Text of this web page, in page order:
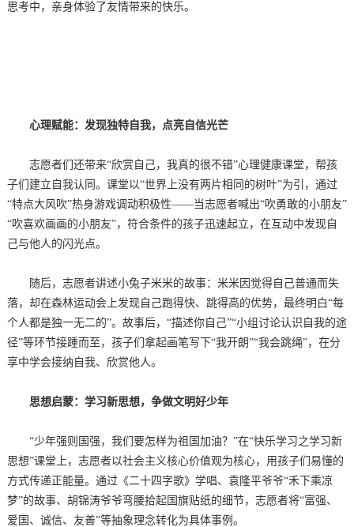
思考中，亲身体验了友情带来的快乐。
心理赋能：发现独特自我，点亮自信光芒
志愿者们还带来“欣赏自己，我真的很不错”心理健康课堂，帮孩
子们建立自我认同。课堂以“世界上没有两片相同的树叶”为引，通过
“特点大风吹”热身游戏调动积极性——当志愿者喊出“吹勇敢的小朋友”
“吹喜欢画画的小朋友”，符合条件的孩子迅速起立，在互动中发现自
己与他人的闪光点。
随后，志愿者讲述小兔子米米的故事：米米因觉得自己普通而失
落，却在森林运动会上发现自己跑得快、跳得高的优势，最终明白“每
个人都是独一无二的”。故事后，“描述你自己”“小组讨论认识自我的途
径”等环节接踵而至，孩子们拿起画笔写下“我开朗”“我会跳绳”，在分
享中学会接纳自我、欣赏他人。
思想启蒙：学习新思想，争做文明好少年
“少年强则国强，我们要怎样为祖国加油？”在“快乐学习之学习新
思想”课堂上，志愿者以社会主义核心价值观为核心，用孩子们易懂的
方式传递正能量。通过《二十四字歌》学唱、袁隆平爷爷“禾下乘凉
梦”的故事、胡锦涛爷爷弯腰拾起国旗贴纸的细节，志愿者将“富强、
爱国、诚信、友善”等抽象理念转化为具体事例。